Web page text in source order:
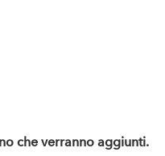
che verranno aggiunti.